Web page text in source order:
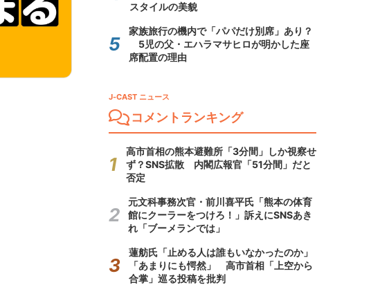
スタイルの美貌
家族旅行の機内で「パパだけ別席」あり？
5児の父・エハラマサヒロが明かした座
席配置の理由
J-CAST ニュース
コメントランキング
高市首相の熊本避難所「3分間」しか視察せ
ず？SNS拡散 内閣広報官「51分間」だと
否定
元文科事務次官・前川喜平氏「熊本の体育
館にクーラーをつけろ！」訴えにSNSあき
れ「ブーメランでは」
蓮舫氏「止める人は誰もいなかったのか」
「あまりにも愕然」 高市首相「上空から
合掌」巡る投稿を批判